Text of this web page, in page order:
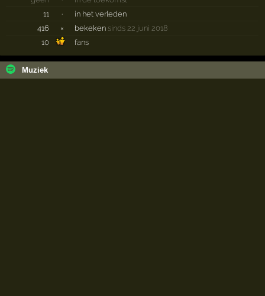
11
·
in het verleden
416
× bekeken sinds 22 juni 2018
10
fans
Muziek